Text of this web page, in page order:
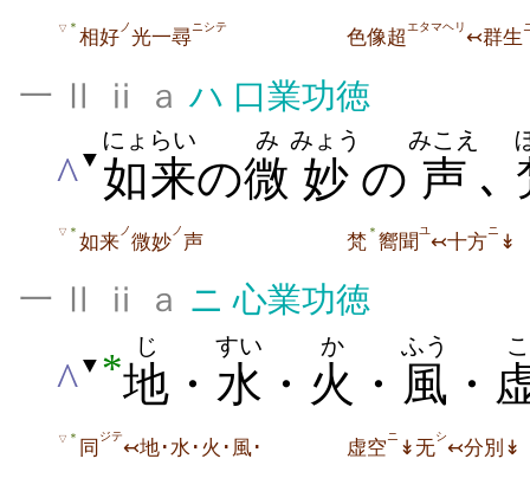
▽ ＊ 相好 ノ光一尋ニシテ 色像超 エタマヘリ↢群生
一 Ⅱ ⅱ ａ ハ 口業功徳
^▼ 如来
にょらい
の微
み
妙
みょう
の 声
みこえ
､
▽ ＊ 如来ノ微妙ノ声 梵 ＊ 嚮聞ユ↢十方ニ ↡
一 Ⅱ ⅱ ａ ニ 心業功徳
^▼ *地
じ
・ 水
すい
・ 火
か
・ 風
ふう
・
こ
▽ ＊ 同 ジテ↢地･水･火･風･ 虚空ニ ↡无シ↢分別↡